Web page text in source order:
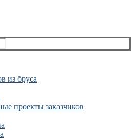
из бруса
проекты заказчиков